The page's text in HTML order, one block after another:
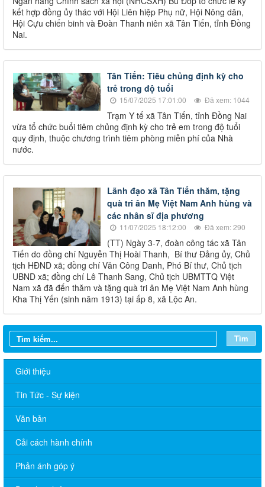
kết hợp đồng ủy thác với Hội Liên hiệp Phụ nữ, Hội Nông dân,
Hội Cựu chiến binh và Đoàn Thanh niên xã Tân Tiến, tỉnh Đồng
Nai.
Tân Tiến: Tiêu chủng định kỳ cho
trẻ trong độ tuổi
15/07/2025 17:01:00 Đã xem: 1044
Trạm Y tế xã Tân Tiến, tỉnh Đồng Nai
vừa tổ chức buổi tiêm chủng định kỳ cho trẻ em trong độ tuổi
quy định, thuộc chương trình tiêm phòng miễn phí của Nhà
nước.
Lãnh đạo xã Tân Tiến thăm, tặng
quà tri ân Mẹ Việt Nam Anh hùng và
các nhân sĩ địa phương
11/07/2025 18:12:00 Đã xem: 290
(TT) Ngày 3-7, đoàn công tác xã Tân
Tiến do đồng chí Nguyễn Thị Hoài Thanh, Bí thư Đảng ủy, Chủ
tịch HĐND xã; đồng chí Văn Công Danh, Phó Bí thư, Chủ tịch
UBND xã; đồng chí Lê Thanh Sang, Chủ tịch UBMTTQ Việt
Nam xã đã đến thăm và tặng quà tri ân Mẹ Việt Nam Anh hùng
Kha Thị Yến (sinh năm 1913) tại ấp 8, xã Lộc An.
Tìm
Giới thiệu
Tin Tức - Sự kiện
Văn bản
Cải cách hành chính
Phản ánh góp ý